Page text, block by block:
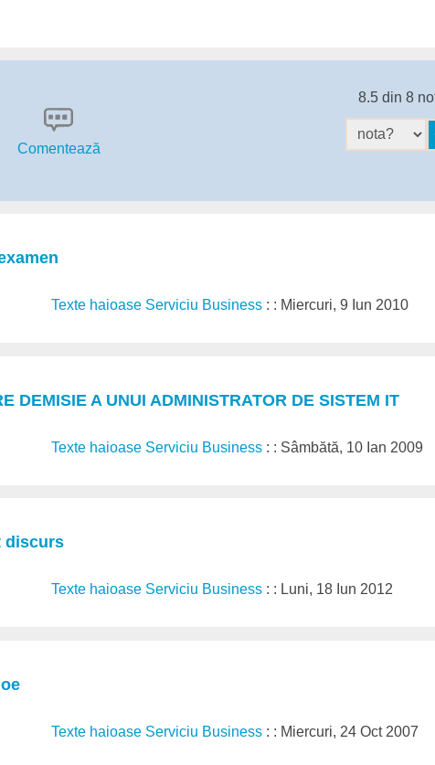
Comentează
8.5 din 8
Texte haioase Serviciu Business : : Miercuri, 9 Iun 2010
DEMISIE A UNUI ADMINISTRATOR DE SISTEM IT
Texte haioase Serviciu Business : : Sâmbătă, 10 Ian 2009
discurs
Texte haioase Serviciu Business : : Luni, 18 Iun 2012
Texte haioase Serviciu Business : : Miercuri, 24 Oct 2007